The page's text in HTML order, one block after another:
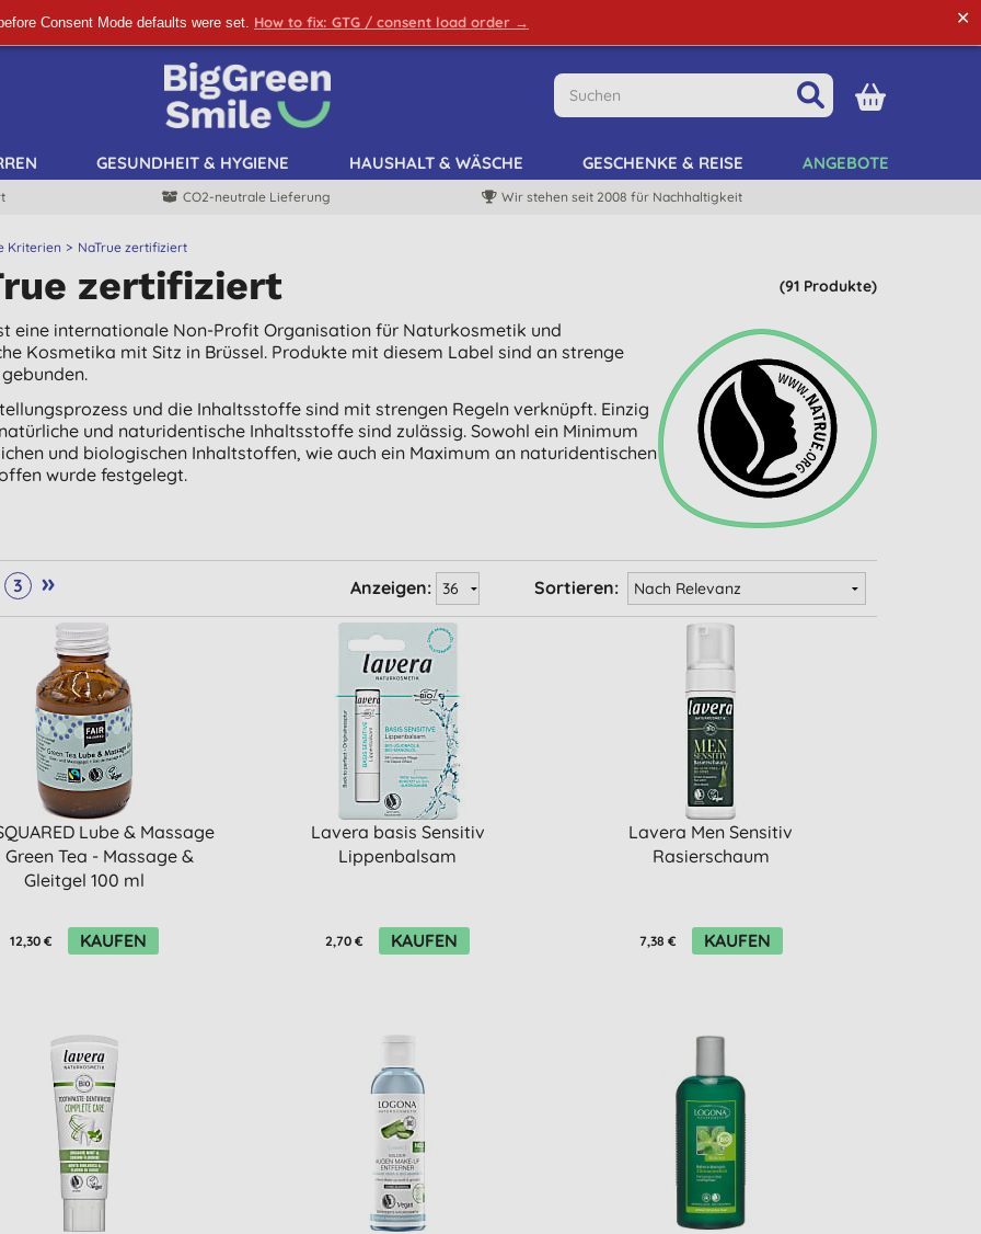
Consent Mode defaults were set. How to fix: GTG / consent load order → ✕
ANMELDEN! Grüne Tipps
GESUNDHEIT & HYGIENE HAUSHALT & WÄSCHE GESCHENKE & REISE ANGEBOTE
CO2-neutrale Lieferung Wir stehen seit 2008 für Nachhaltigkeit
Kriterien NaTrue zertifiziert
(91 Produkte)
zertifiziert
eine internationale Non-Profit Organisation für Naturkosmetik und
Kosmetika mit Sitz in Brüssel. Produkte mit diesem Label sind an strenge
und die Inhaltsstoffe sind mit strengen Regeln verknüpft. Einzig
und naturidentische Inhaltsstoffe sind zulässig. Sowohl ein Minimum
und biologischen Inhaltstoffen, wie auch ein Maximum an naturidentischen
wurde festgelegt.
3 » Sortieren:
Anzeigen:
Lube & Massage
Green Tea - Massage &
Gleitgel 100 ml
12,30 € KAUFEN
Lavera basis Sensitiv
Lippenbalsam
2,70 € KAUFEN
Lavera Men Sensitiv
Rasierschaum
7,38 € KAUFEN